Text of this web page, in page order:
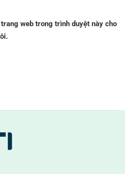
web trong trình duyệt này cho